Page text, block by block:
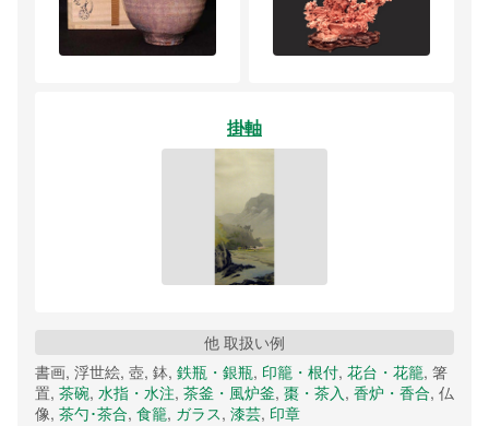
掛軸
他 取扱い例
書画, 浮世絵, 壺, 鉢, 鉄瓶・銀瓶, 印籠・根付, 花台・花籠, 箸
置, 茶碗, 水指・水注, 茶釜・風炉釜, 棗・茶入, 香炉・香合, 仏
像, 茶勺･茶合, 食籠, ガラス, 漆芸, 印章